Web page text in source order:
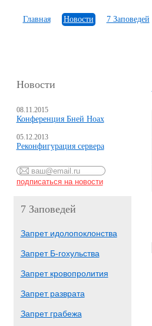
Главная Новости 7 Заповедей
Новости
08.11.2015
Конференция Бней Ноах
05.12.2013
Реконфигурация сервера
7 Заповедей
Запрет идолопоклонства
Запрет Б-гохульства
Запрет кровопролития
Запрет разврата
Запрет грабежа